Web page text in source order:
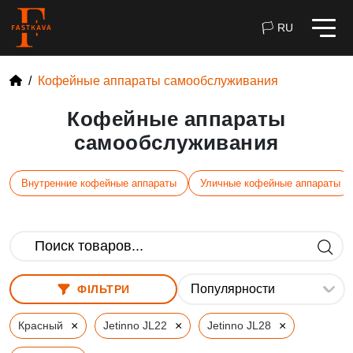
🏳 RU
Кофейные аппараты самообслуживания
Кофейные аппараты
самообслуживания
Внутренние кофейные аппараты Уличные кофейные аппараты
ФІЛЬТРИ
Красный × Jetinno JL22 × Jetinno JL28 ×